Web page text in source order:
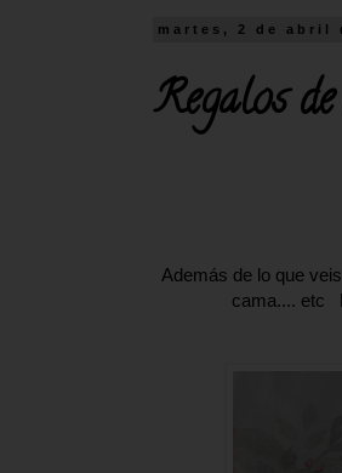
martes, 2 de abril
Regalos
Además de lo que
cama.... etc